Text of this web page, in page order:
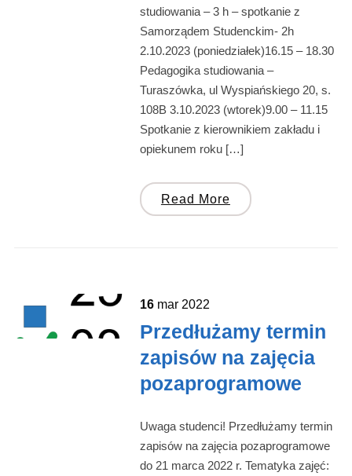
studiowania – 3 h – spotkanie z
Samorządem Studenckim- 2h
2.10.2023 (poniedziałek)16.15 – 18.30
Pedagogika studiowania –
Turaszówka, ul Wyspiańskiego 20, s.
108B 3.10.2023 (wtorek)9.00 – 11.15
Spotkanie z kierownikiem zakładu i
opiekunem roku […]
Read More
16 mar 2022
Przedłużamy termin
zapisów na zajęcia
pozaprogramowe
Uwaga studenci! Przedłużamy termin
zapisów na zajęcia pozaprogramowe
do 21 marca 2022 r. Tematyka zajęć: